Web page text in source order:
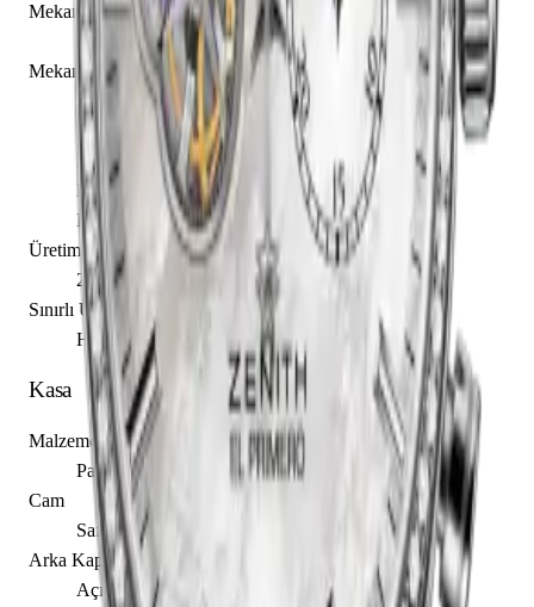
Mekanizma Adı
Zenith caliber El Primero 4062
Mekanizma Açıklaması
Saat
Dakika
Küçük Saniye
Kronograf
Kolon Çarkı
Üretim Yılı
2015
Sınırlı Üretim
Hayır
Kasa
Malzeme
Paslanmaz Çelik
Cam
Safir
Arka Kapak
Açık